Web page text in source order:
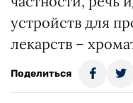
устройств для
лекарств –
Поделиться